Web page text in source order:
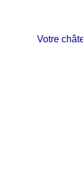
Votre